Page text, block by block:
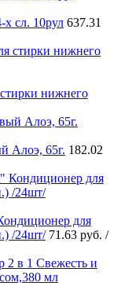
х сл. 10рул 637.31
нижнего
Алоэ, 65г. 182.02
для
/24шт/ 71.63 руб. /